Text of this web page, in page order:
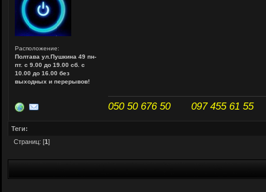
Расположение:
Полтава ул.Пушкина 49 пн-
пт. с 9.00 до 19.00 сб. с
10.00 до 16.00 без
выходных и перерывов!
050 50 676 50 097 455 61 55
Теги:
Страниц: [1]